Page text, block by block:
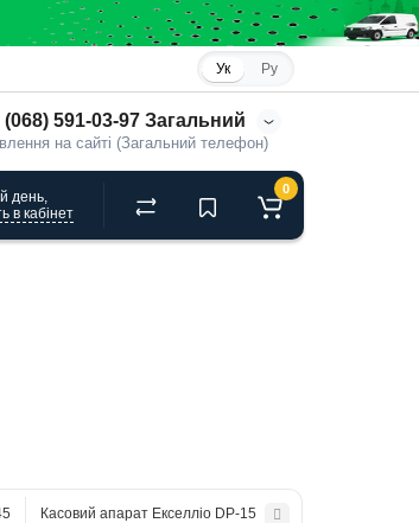
Ук Ру
(068) 591-03-97 Загальний
на сайті (Загальний телефон)
день,
в кабінет
0
Касовий апарат Екселліо DP-15